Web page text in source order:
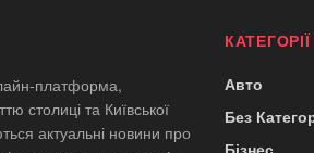
платформа,
столиці та Київської
актуальні новини про
Авто
Без
Бізнес